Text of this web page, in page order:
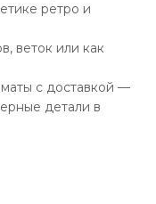
ретро и
веток или как
с доставкой —
детали в